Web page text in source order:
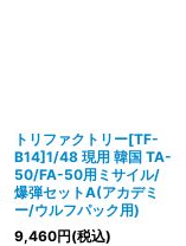
トリファクトリー[TF-
B14]1/48 現用 韓国 TA-
50/FA-50用ミサイル/
爆弾セットA(アカデミ
ー/ウルフパック用)
9,460円(税込)